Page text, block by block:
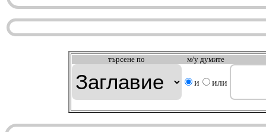
търсeне по м/у думите
и или